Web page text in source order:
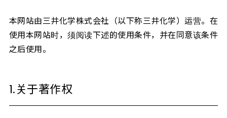
本网站由三井化学株式会社（以下称三井化学）运营。在
使用本网站时，须阅读下述的使用条件，并在同意该条件
之后使用。
1.关于著作权